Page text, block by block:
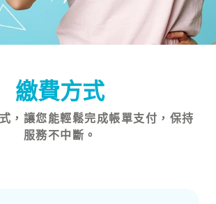
繳費方式
，讓您能輕鬆完成帳單支付，保持
服務不中斷。